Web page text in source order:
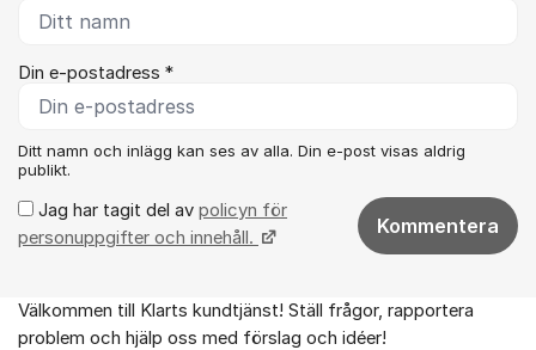
Din e-postadress *
Ditt namn och inlägg kan ses av alla. Din e-post visas aldrig
publikt.
Jag har tagit del av policyn för
personuppgifter och innehåll.
Kommentera
Om forumet
Välkommen till Klarts kundtjänst! Ställ frågor, rapportera
problem och hjälp oss med förslag och idéer!